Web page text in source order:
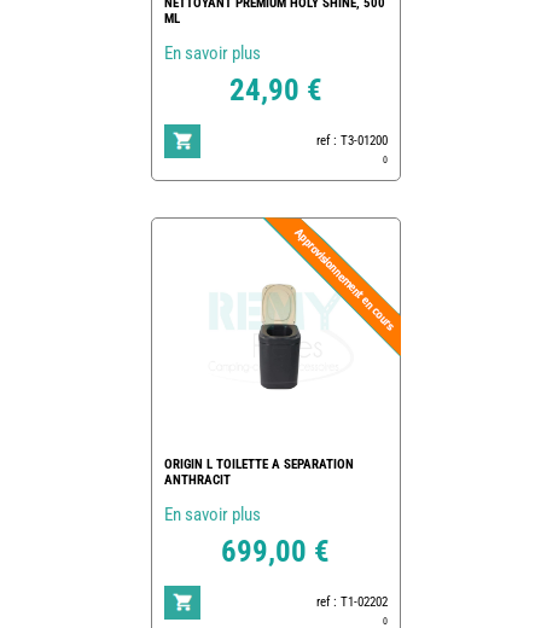
ML
En savoir plus
24,90 €
ref : T3-01200
0
ORIGIN L TOILETTE A SEPARATION
ANTHRACIT
En savoir plus
699,00 €
ref : T1-02202
0